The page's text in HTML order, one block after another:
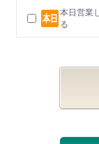
本日営業
る